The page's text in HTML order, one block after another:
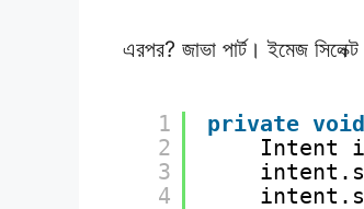
এরপর? জাভা পার্ট। ইমেজ
1
2
3
4
private void
Intent